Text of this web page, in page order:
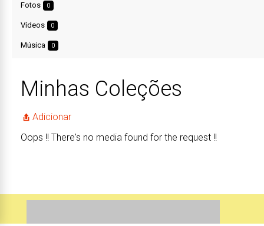
Fotos 0
Vídeos 0
Música 0
Minhas Coleções
Adicionar
Oops !! There's no media found for the request !!